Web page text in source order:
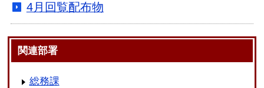
4月回覧配布物
関連部署
総務課